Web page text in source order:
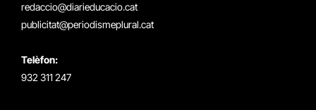
redaccio@diarieducacio.cat
publicitat@periodismeplural.cat
Telèfon:
932 311 247